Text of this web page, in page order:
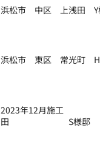
浜松市 中区 上浅田 Y
浜松市 東区 常光町
2023年12月施工
田 S様邸